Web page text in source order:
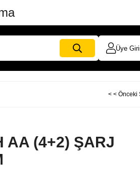
Üye
< < Önceki
AA (4+2) ŞARJ